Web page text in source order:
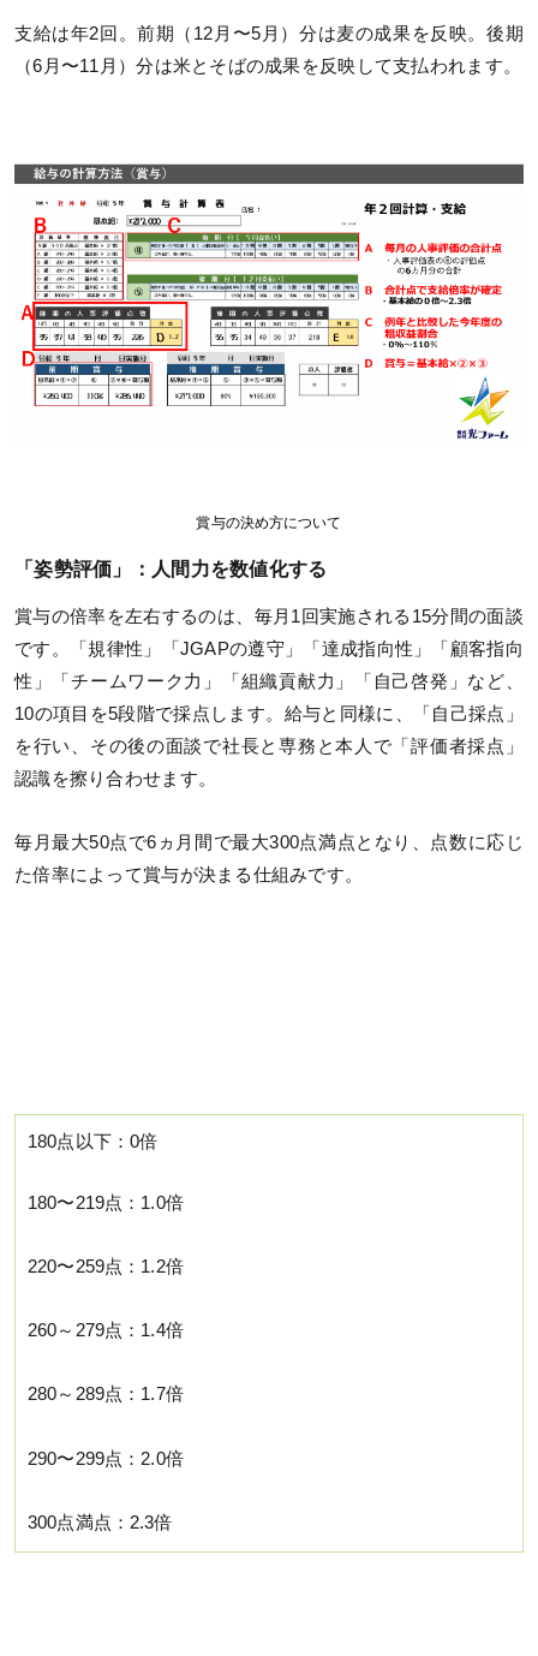
支給は年2回。前期（12月〜5月）分は麦の成果を反映。後期
（6月〜11月）分は米とそばの成果を反映して支払われます。
賞与の決め方について
「姿勢評価」：人間力を数値化する
賞与の倍率を左右するのは、毎月1回実施される15分間の面談
です。「規律性」「JGAPの遵守」「達成指向性」「顧客指向
性」「チームワーク力」「組織貢献力」「自己啓発」など、
10の項目を5段階で採点します。給与と同様に、「自己採点」
を行い、その後の面談で社長と専務と本人で「評価者採点」
認識を擦り合わせます。
毎月最大50点で6ヵ月間で最大300点満点となり、点数に応じ
た倍率によって賞与が決まる仕組みです。
180点以下：0倍
180〜219点：1.0倍
220〜259点：1.2倍
260～279点：1.4倍
280～289点：1.7倍
290〜299点：2.0倍
300点満点：2.3倍